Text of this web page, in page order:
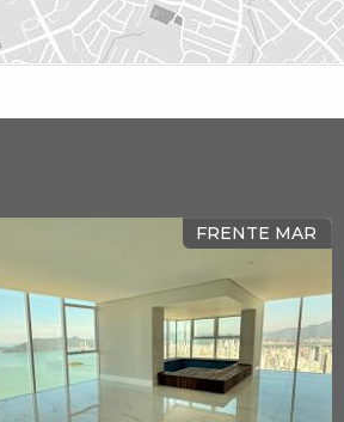
FRENTE MAR MAIS ALTO DO BRASIL